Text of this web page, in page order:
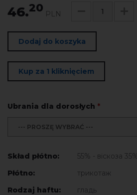
46.20 PLN
Dodaj do koszyka
Kup za 1 kliknięciem
Ubrania dla dorosłych *
--- PROSZĘ WYBRAĆ ---
Skład płótno:
55% - віскоза
Płótno:
трикотаж
Rodzaj haftu:
гладь